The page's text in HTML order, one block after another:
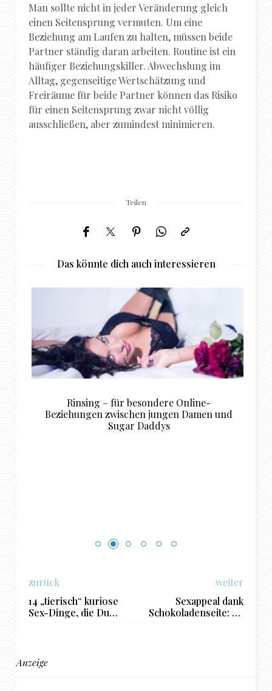
Man sollte nicht in jeder Veränderung gleich
einen Seitensprung vermuten. Um eine
Beziehung am Laufen zu halten, müssen beide
Partner ständig daran arbeiten. Routine ist ein
häufiger Beziehungskiller. Abwechslung im
Alltag, gegenseitige Wertschätzung und
Freiräume für beide Partner können das Risiko
für einen Seitensprung zwar nicht völlig
ausschließen, aber zumindest minimieren.
Teilen
Das könnte dich auch interessieren
Rinsing – für besondere Online-
Beziehungen zwischen jungen Damen und
Sugar Daddys
zurück
14 „tierisch“ kuriose
Sex-Dinge, die Du
weiter
Sexappeal dank
Schokoladenseite: So
Anzeige